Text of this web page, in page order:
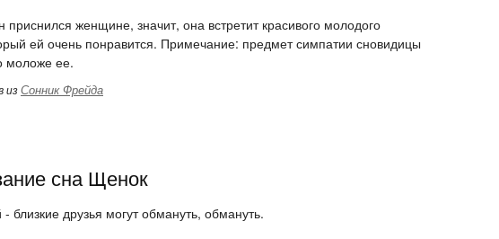
приснился женщине, значит, она встретит красивого молодого
ей очень понравится. Примечание: предмет симпатии сновидицы
моложе ее.
изСонник Фрейда
сна Щенок
близкие друзья могут обмануть, обмануть.